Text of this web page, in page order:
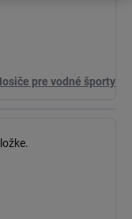
pre vodné športy